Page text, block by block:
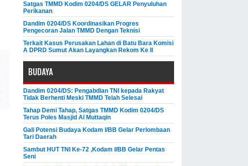
Satgas TMMD Kodim 0204/DS GELAR Penyuluhan
Perikanan
Dandim 0204/DS Koordinasikan Progres
Pengecoran Jalan TMMD Dengan Teknisi
Terkait Kasus Perusakan Lahan di Batu Bara Komisi
A DPRD Sumut Akan Layangkan Rekom Ke II
BUDAYA
Dandim 0204/DS: Pengabdian TNI kepada Rakyat
Tidak Berhenti Meski ​TMMD Telah Selesai
Tahap Demi Tahap, Satgas TMMD Kodim 0204/DS
Terus Poles Masjid Al Muttaqin
Gali Potensi Budaya Kodam I/BB Gelar Perlombaan
Tari Daerah
Sambut HUT TNI Ke-72 ,Kodam I/BB Gelar Pentas
Seni